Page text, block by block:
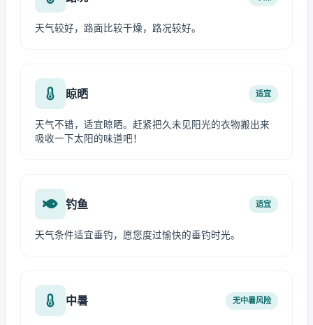
天气较好，路面比较干燥，路况较好。
晾晒 适宜
天气不错，适宜晾晒。赶紧把久未见阳光的衣物搬出来
吸收一下太阳的味道吧！
钓鱼 适宜
天气条件适宜垂钓，愿您度过愉快的垂钓时光。
中暑 无中暑风险